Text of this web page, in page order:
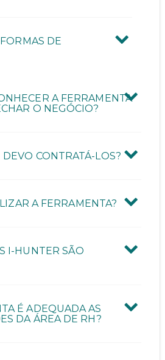
DE
A FERRAMENTA
O NEGÓCIO?
CONTRATÁ-LOS?
A FERRAMENTA?
I-HUNTER SÃO
É ADEQUADA AS
DA ÁREA DE RH?